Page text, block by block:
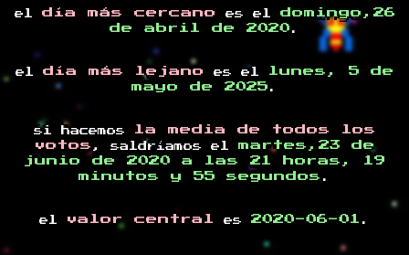
el día más cercano es el domingo,26
de abril de 2020 .
el día más lejano es el
lunes, 5 de
mayo de 2025 .
si hacemos
la media de todos los
votos , saldríamos el martes,23 de
junio de 2020 a las 21 horas, 19
minutos y 55 segundos .
el valor central es 2020-06-01 .